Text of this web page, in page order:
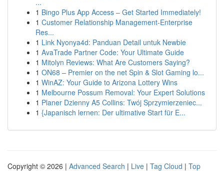
...
1 Bingo Plus App Access – Get Started Immediately!
1 Customer Relationship Management-Enterprise
Res...
1 Link Nyonya4d: Panduan Detail untuk Newbie
1 AvaTrade Partner Code: Your Ultimate Guide
1 Mitolyn Reviews: What Are Customers Saying?
1 ON68 – Premier on the net Spin & Slot Gaming lo...
1 WinAZ: Your Guide to Arizona Lottery Wins
1 Melbourne Possum Removal: Your Expert Solutions
1 Planer Dzienny A5 Collins: Twój Sprzymierzeniec...
1 {Japanisch lernen: Der ultimative Start für E...
Copyright © 2026 | Advanced Search | Live | Tag Cloud | Top